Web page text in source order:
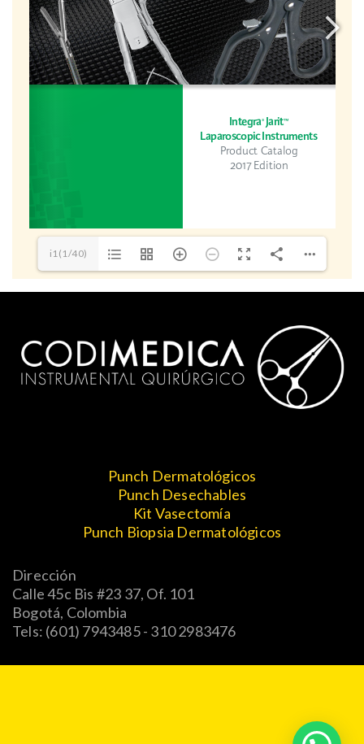
i1(1/40)
Punch Dermatológicos
Punch Desechables
Kit Vasectomía
Punch Biopsia Dermatológicos
Dirección
Calle 45c Bis #23 37, Of. 101
Bogotá, Colombia
Tels: (601) 7943485 - 310 2983476